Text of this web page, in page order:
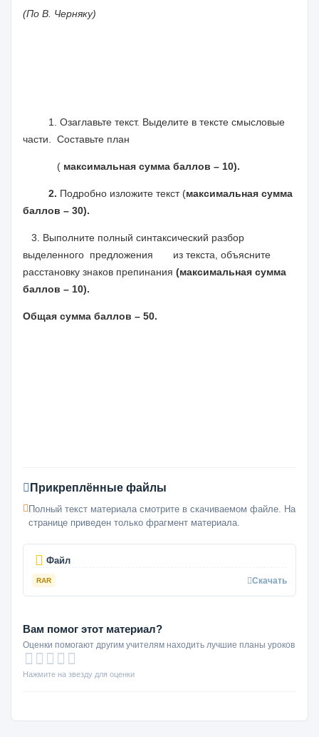
(По В. Черняку)
1. Озаглавьте текст. Выделите в тексте смысловые
части. Составьте план
( максимальная сумма баллов – 10).
2. Подробно изложите текст (максимальная сумма
баллов – 30).
3. Выполните полный синтаксический разбор
выделенного предложения из текста, объясните
расстановку знаков препинания (максимальная сумма
баллов – 10).
Общая сумма баллов – 50.
Прикреплённые файлы
Полный текст материала смотрите в скачиваемом файле. На
странице приведен только фрагмент материала.
Файл
RAR Скачать
Вам помог этот материал?
Оценки помогают другим учителям находить лучшие планы уроков
Нажмите на звезду для оценки